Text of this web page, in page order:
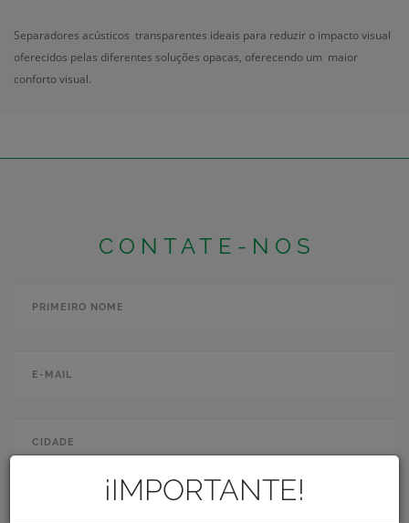
Separadores acústicos transparentes ideais para reduzir o impacto visual
oferecidos pelas diferentes soluções opacas, oferecendo um maior
conforto visual.
CONTATE-NOS
¡IMPORTANTE!